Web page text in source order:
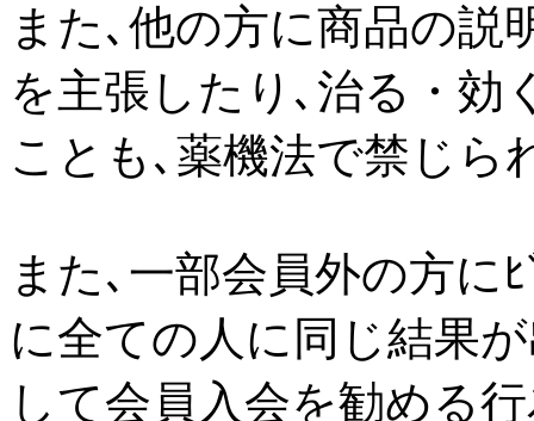
また､他の方に商品の説
を主張したり､治る・効
ことも､薬機法で禁じら
また､一部会員外の方に
に全ての人に同じ結果
して会員入会を勧める